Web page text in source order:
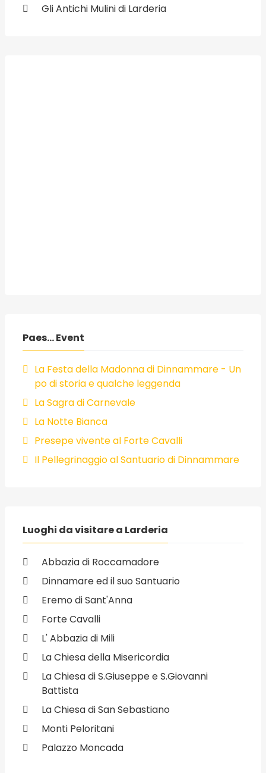
Gli Antichi Mulini di Larderia
Paes... Event
La Festa della Madonna di Dinnammare - Un
po di storia e qualche leggenda
La Sagra di Carnevale
La Notte Bianca
Presepe vivente al Forte Cavalli
Il Pellegrinaggio al Santuario di Dinnammare
Luoghi da visitare a Larderia
Abbazia di Roccamadore
Dinnamare ed il suo Santuario
Eremo di Sant'Anna
Forte Cavalli
L' Abbazia di Mili
La Chiesa della Misericordia
La Chiesa di S.Giuseppe e S.Giovanni
Battista
La Chiesa di San Sebastiano
Monti Peloritani
Palazzo Moncada